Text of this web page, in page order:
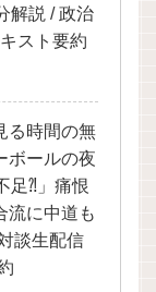
解説 / 政治
スト要約
る時間の無
ールの夜
足⁈」痛恨
流に中道も
談生配信